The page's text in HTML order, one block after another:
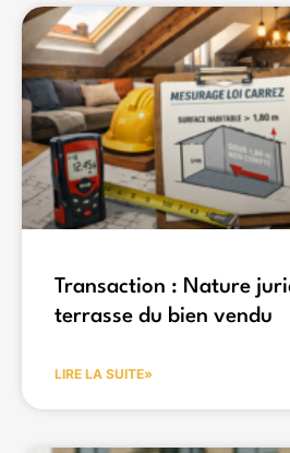
Transaction : Nature
terrasse du bien vendu
LIRE LA SUITE»